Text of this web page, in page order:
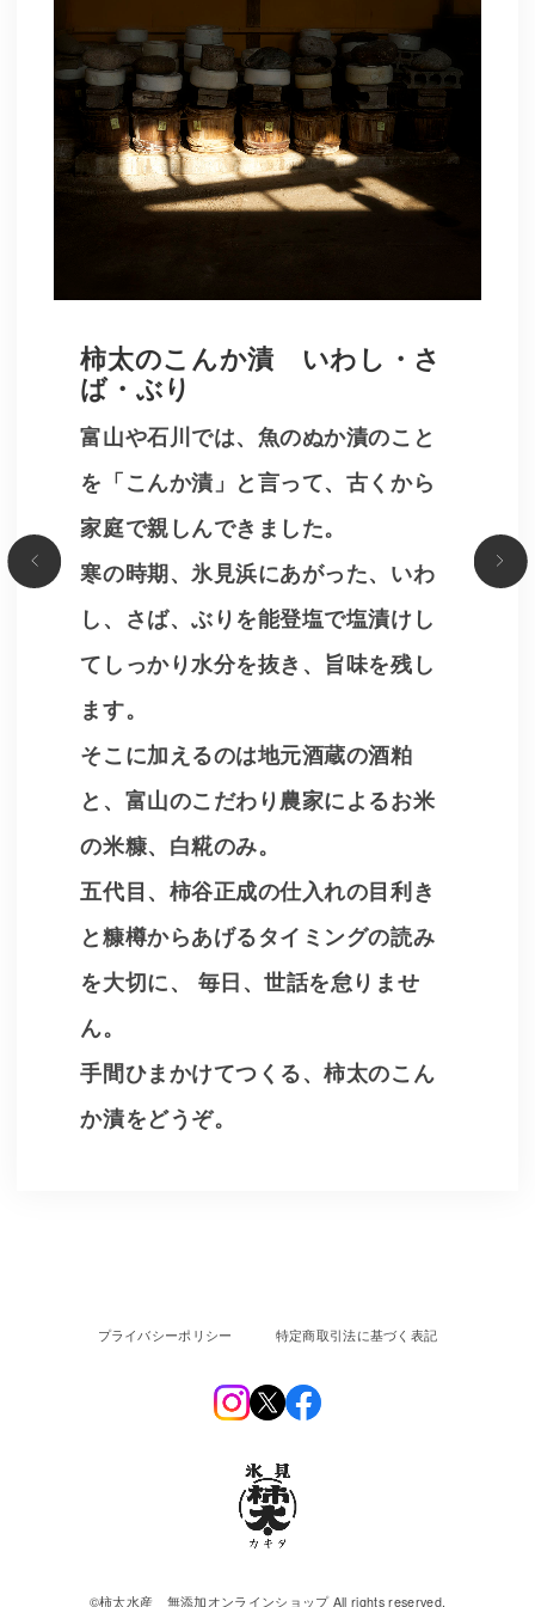
柿太のこんか漬 いわし・さ
ば・ぶり
富山や石川では、魚のぬか漬のこと
を「こんか漬」と言って、古くから
家庭で親しんできました。
寒の時期、氷見浜にあがった、いわ
し、さば、ぶりを能登塩で塩漬けし
てしっかり水分を抜き、旨味を残し
ます。
そこに加えるのは地元酒蔵の酒粕
と、富山のこだわり農家によるお米
の米糠、白糀のみ。
五代目、柿谷正成の仕入れの目利き
と糠樽からあげるタイミングの読み
を大切に、 毎日、世話を怠りませ
ん。
手間ひまかけてつくる、柿太のこん
か漬をどうぞ。
プライバシーポリシー 特定商取引法に基づく表記
©︎柿太水産 無添加オンラインショップ All rights reserved.